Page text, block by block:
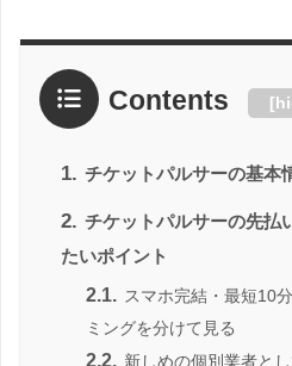
Contents [
1. チケットパルサーの基本
2. チケットパルサーの先払
たいポイント
2.1. スマホ完結・最短10
ミングを分けて見る
2.2. 新しめの個別業者と